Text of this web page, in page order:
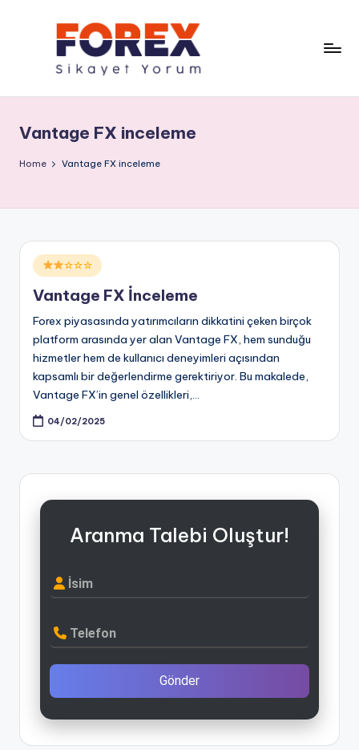
Vantage FX inceleme
Home Vantage FX inceleme
Posted
in
☆☆☆
Vantage FX İnceleme
Forex piyasasında yatırımcıların dikkatini çeken birçok
platform arasında yer alan Vantage FX, hem sunduğu
hizmetler hem de kullanıcı deneyimleri açısından
kapsamlı bir değerlendirme gerektiriyor. Bu makalede,
Vantage FX’in genel özellikleri,…
04/02/2025
Aranma Talebi Oluştur!
İsim
Telefon
Gönder